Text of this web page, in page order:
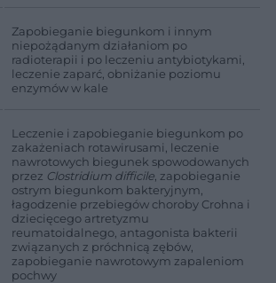
Zapobieganie biegunkom i innym
niepożądanym działaniom po
radioterapii i po leczeniu antybiotykami,
leczenie zaparć, obniżanie poziomu
enzymów w kale
Leczenie i zapobieganie biegunkom po
zakażeniach rotawirusami, leczenie
nawrotowych biegunek spowodowanych
przez Clostridium difficile , zapobieganie
ostrym biegunkom bakteryjnym,
łagodzenie przebiegów choroby Crohna i
dziecięcego artretyzmu
reumatoidalnego, antagonista bakterii
związanych z próchnicą zębów,
zapobieganie nawrotowym zapaleniom
pochwy